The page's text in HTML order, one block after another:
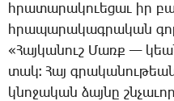
հրա­տա­րա­կո­ւե­ցաւ իր
հրա­պա­րա­կագ­րա­կան
«­Հայ­կա­նուշ ­Մառք —
տակ։ ­Հայ
կնո­ջա­կան ձայ­նը